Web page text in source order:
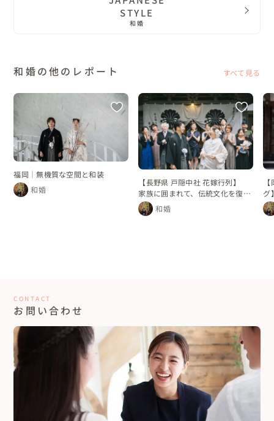
STYLE
和婚
和婚の他のレポート すべて見る
福岡｜無機質な空間と和装
和婚
【長野県 戸隠中社 花嫁行列】
家族に囲まれて、伝統文化を復活
させた花嫁行列
和婚
グ
れ
CONTACT
お問い合わせ